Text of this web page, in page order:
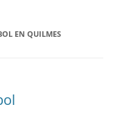
EN QUILMES